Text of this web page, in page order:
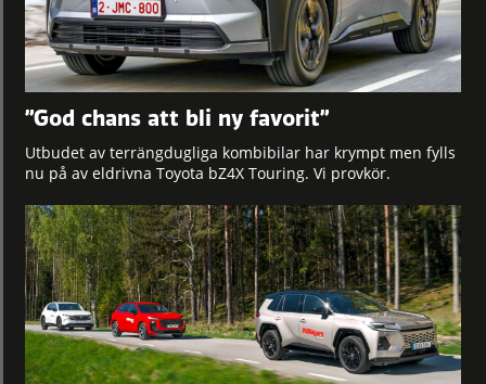
”God chans att bli ny favorit”
Utbudet av terrängdugliga kombibilar har krympt men fylls
nu på av eldrivna Toyota bZ4X Touring. Vi provkör.